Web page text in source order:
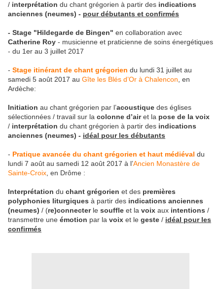
/ interprétation du chant grégorien à partir des indications
anciennes (neumes) - pour débutants et confirmés
- Stage "Hildegarde de Bingen" en collaboration avec
Catherine Roy - musicienne et praticienne de soins énergétiques
- du 1er au 3 juillet 2017
- Stage itinérant de chant grégorien du lundi 31 juillet au
samedi 5 août 2017 au Gîte les Blés d’Or à Chalencon , en
Ardèche:
Initiation au chant grégorien par l’acoustique des églises
sélectionnées / travail sur la colonne d’airet la pose de la voix
/ interprétation du chant grégorien à partir des indications
anciennes (neumes) - idéal pour les débutants
- Pratique avancée du chant grégorien et haut médiéval du
lundi 7 août au samedi 12 août 2017 à l’Ancien Monastère de
Sainte-Croix , en Drôme :
Interprétation du chant grégorien et des premières
polyphonies liturgiques à partir des indications anciennes
(neumes) / (re)connecterle souffle et la voix aux intentions /
transmettre une émotion par la voix et le geste / idéal pour les
confirmés